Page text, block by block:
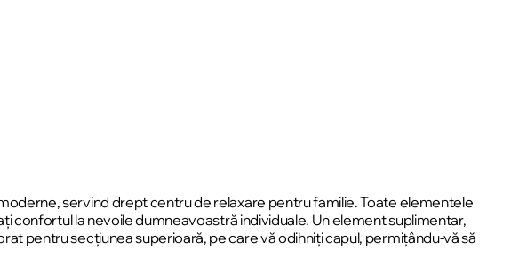
servind drept centru de relaxare pentru familie. Toate elementele
confortul la nevoile dumneavoastră individuale. Un element suplimentar,
pentru secțiunea superioară, pe care vă odihniți capul, permițându-vă să